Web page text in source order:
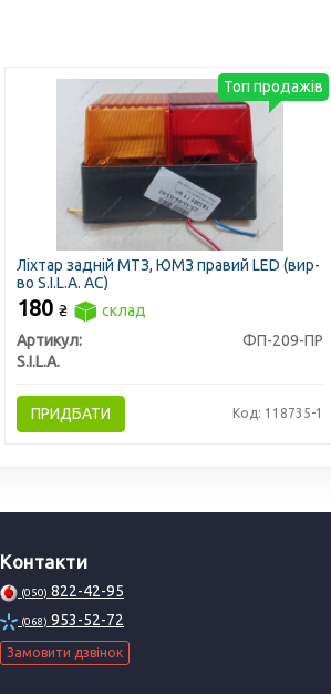
Ліхтар задній МТЗ, ЮМЗ правий LED (вир-
во S.I.L.A. AC)
180 ₴
склад
Артикул:
ФП-209-ПР
S.I.L.A.
ПРИДБАТИ Код: 118735-1
Топ продажів
Контакти
(050) 822-42-95
(068) 953-52-72
Замовити дзвінок